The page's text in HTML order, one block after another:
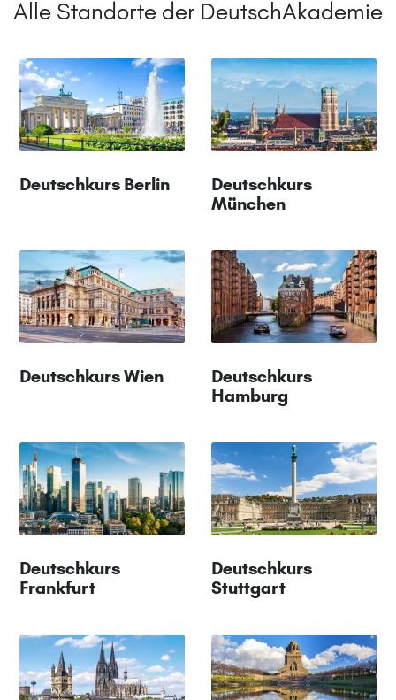
Alle Standorte der DeutschAkademie
Deutschkurs Berlin
Deutschkurs
München
Deutschkurs Wien
Deutschkurs
Hamburg
Deutschkurs
Frankfurt
Deutschkurs
Stuttgart